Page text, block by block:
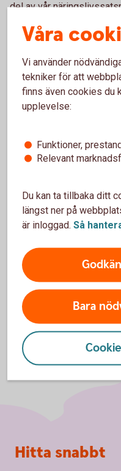
del av vår
Svensson intervjua
själv undrade över, bland
Vi vet att ni är flera som
organiserade nu och hur
Här kommer svar på
frågor framöver.
ett gott nytt år!
/Rebecca Bitto
Våra
Vi använder
tekniker för att
finns även cookies du
upplevelse:
Funktioner,
Relevant
Du kan ta tillbaka ditt
längst ner på
är inloggad. Så
Bara
Sidfot
Hitta snabbt